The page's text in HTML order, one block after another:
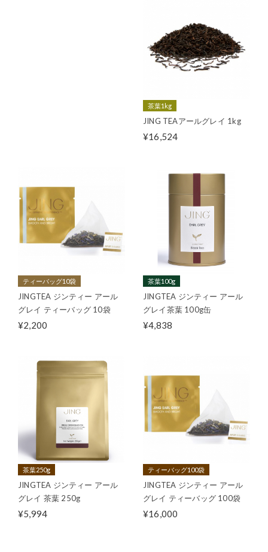
茶葉1kg
JING TEAアールグレイ 1kg
¥16,524
ティーバッグ10袋
JINGTEA ジンティー アール
グレイ ティーバッグ 10袋
¥2,200
茶葉100g
JINGTEA ジンティー アール
グレイ茶葉 100g缶
¥4,838
茶葉250g
JINGTEA ジンティー アール
グレイ 茶葉 250g
¥5,994
ティーバッグ100袋
JINGTEA ジンティー アール
グレイ ティーバッグ 100袋
¥16,000